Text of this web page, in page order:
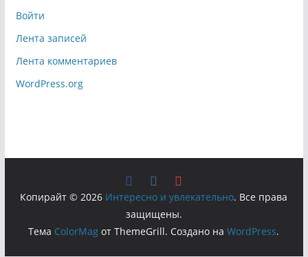
Войти
Лента записей
Лента комментариев
WordPress.org
Копирайт © 2026 Интересно и увлекательно. Все права
защищены.
Тема ColorMag от ThemeGrill. Создано наWordPress.